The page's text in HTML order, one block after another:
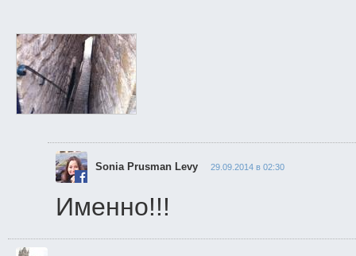
Sonia Prusman Levy 29.09.2014 в 02:30
Именно!!!